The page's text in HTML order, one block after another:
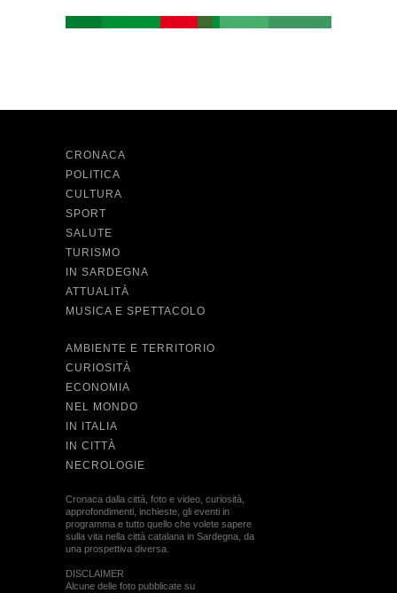
CRONACA
POLITICA
CULTURA
SPORT
SALUTE
TURISMO
IN SARDEGNA
ATTUALITÀ
MUSICA E SPETTACOLO
AMBIENTE E TERRITORIO
CURIOSITÀ
ECONOMIA
NEL MONDO
IN ITALIA
IN CITTÀ
NECROLOGIE
Cronaca dalla città, foto e video, curiosità,
approfondimenti, inchieste, gli eventi in
programma e tutto quello che volete sapere
sulla vita nella città catalana in Sardegna, da
una prospettiva diversa.
DISCLAIMER
Alcune delle foto pubblicate su